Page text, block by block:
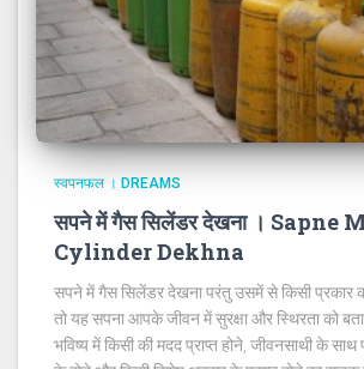
स्वपनफल । DREAMS
सपने में गैस सिलेंडर देखना । Sapne
Cylinder Dekhna
सपने में गैस सिलेंडर देखना परंतु उसमें से किसी प्रकार
तो यह सपना आपके जीवन में सुरक्षा और स्थिरता को
भविष्य में किसी की मदद प्राप्त होने, जीवनसाथी के साथ